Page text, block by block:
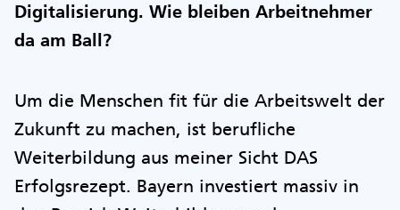
Digitalisierung. Wie bleiben Arbeitnehmer
da am Ball?
Um die Menschen fit für die Arbeitswelt der
Zukunft zu machen, ist berufliche
Weiterbildung aus meiner Sicht DAS
Erfolgsrezept. Bayern investiert massiv in